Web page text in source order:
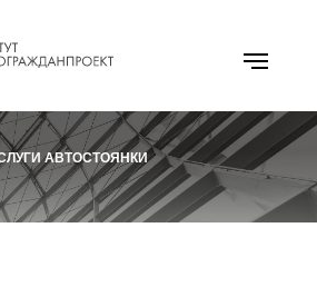
АВТОСТОЯНКИ